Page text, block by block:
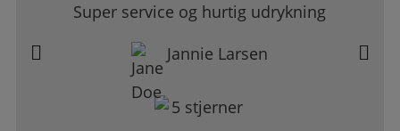
Super service og hurtig udrykning
Jannie Larsen